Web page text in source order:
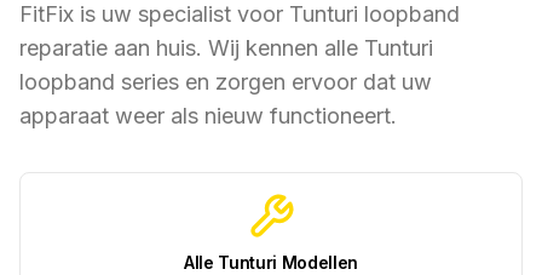
FitFix is uw specialist voor Tunturi loopband
reparatie aan huis. Wij kennen alle Tunturi
loopband series en zorgen ervoor dat uw
apparaat weer als nieuw functioneert.
Alle Tunturi Modellen